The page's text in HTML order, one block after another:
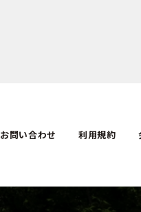
お問い合わせ 利用規約